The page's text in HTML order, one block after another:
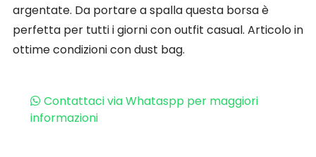
argentate. Da portare a spalla questa borsa è
perfetta per tutti i giorni con outfit casual. Articolo in
ottime condizioni con dust bag.
Contattaci via Whataspp per maggiori
informazioni